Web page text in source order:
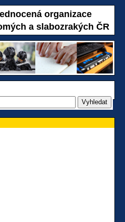
organizace
a slabozrakých ČR